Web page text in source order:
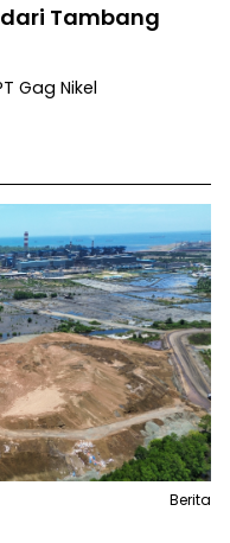
Tambang
Gag Nikel
Berita